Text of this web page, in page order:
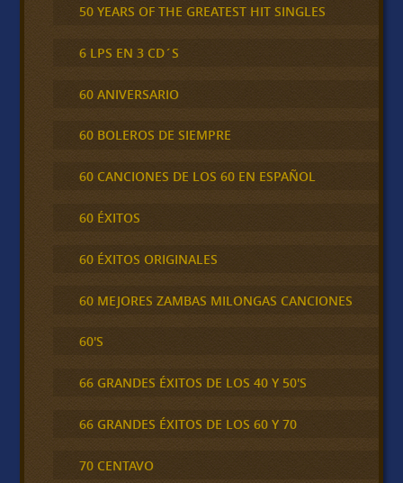
50 YEARS OF THE GREATEST HIT SINGLES
6 LPS EN 3 CD´S
60 ANIVERSARIO
60 BOLEROS DE SIEMPRE
60 CANCIONES DE LOS 60 EN ESPAÑOL
60 ÉXITOS
60 ÉXITOS ORIGINALES
60 MEJORES ZAMBAS MILONGAS CANCIONES
60'S
66 GRANDES ÉXITOS DE LOS 40 Y 50'S
66 GRANDES ÉXITOS DE LOS 60 Y 70
70 CENTAVO